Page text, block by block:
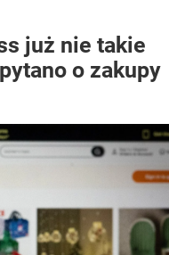
już nie takie
o zakupy